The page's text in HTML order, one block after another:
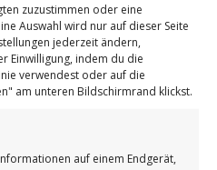
zuzustimmen oder eine
Auswahl wird nur auf dieser Seite
jederzeit ändern,
Einwilligung, indem du die
verwendest oder auf die
am unteren Bildschirmrand klickst.
auf einem Endgerät,